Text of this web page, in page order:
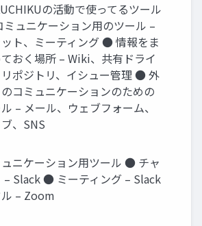
の活動で使ってるツール
ュニケーション用のツール –
ト、ミーティング ● 情報をま
ておく場所 – Wiki、共有ドライ
ポジトリ、イシュー管理 ● 外
コミュニケーションのための
– メール、ウェブフォーム、
、SNS
ニケーション用ツール ● チャ
– Slack ● ミーティング – Slack
– Zoom